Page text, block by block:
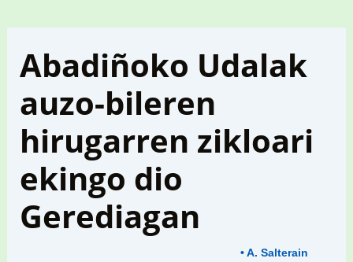
Abadiñoko Udalak
auzo-bileren
hirugarren zikloari
ekingo dio
Gerediagan
• A. Salterain